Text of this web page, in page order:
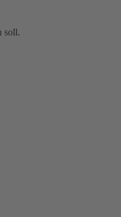
soll.